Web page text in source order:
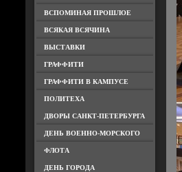
ВСПОМИНАЯ ПРОШЛОЕ
ВСЯКАЯ ВСЯЧИНА
ВЫСТАВКИ
ГРАФФИТИ
ГРАФФИТИ В КАМПУСЕ
ПОЛИТЕХА
ДВОРЫ САНКТ-ПЕТЕРБУРГА
ДЕНЬ ВОЕННО-МОРСКОГО
ФЛОТА
ДЕНЬ ГОРОДА